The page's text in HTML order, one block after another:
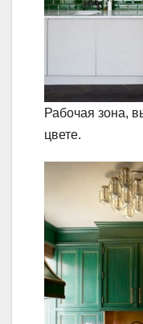
Рабочая зона,
цвете.